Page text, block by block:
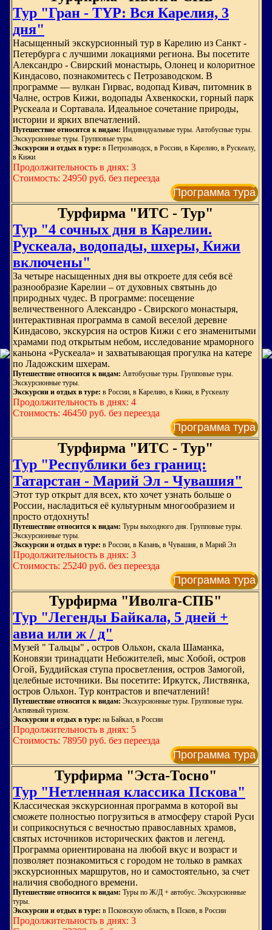
Тур "Гран - TYP: Вся Карелия, 3
дня"
Насыщенный экскурсионный тур в Карелию из Санкт -
Петербурга с лучшими локациями региона. Вы посетите
Александро - Свирский монастырь, Олонец и колоритное
Киндасово, познакомитесь с Петрозаводском. В
программе — вулкан Гирвас, водопад Кивач, питомник в
Чалне, остров Кижи, водопады Ахвенкоски, горный парк
Рускеала и Сортавала. Идеальное сочетание природы,
истории и ярких впечатлений.
Путешествие относится к видам: Индивидуальные туры. Автобусные туры.
Экскурсионные туры. Групповые туры.
Экскурсии и отдых в туре: в Петрозаводск, в России, в Карелию, в Рускеалу,
в Кижи
Продолжительность в днях: 3
Стоимость: 24950 руб. без переезда
Программа тура
Турфирма "ИТС - Тур"
Тур "4 сочных дня в Карелии.
Рускеала, водопады, шхеры, Кижи
включены"
За четыре насыщенных дня вы откроете для себя всё
разнообразие Карелии – от духовных святынь до
природных чудес. В программе: посещение
величественного Александро - Свирского монастыря,
интерактивная программа в самой веселой деревне
Киндасово, экскурсия на остров Кижи с его знаменитыми
храмами под открытым небом, исследование мраморного
каньона «Рускеала» и захватывающая прогулка на катере
по Ладожским шхерам.
Путешествие относится к видам: Автобусные туры. Групповые туры.
Экскурсионные туры.
Экскурсии и отдых в туре: в России, в Карелию, в Кижи, в Рускеалу
Продолжительность в днях: 4
Стоимость: 46450 руб. без переезда
Программа тура
Турфирма "ИТС - Тур"
Тур "Республики без границ:
Татарстан - Марий Эл - Чувашия"
Этот тур открыт для всех, кто хочет узнать больше о
России, насладиться её культурным многообразием и
просто отдохнуть!
Путешествие относится к видам: Туры выходного дня. Групповые туры.
Экскурсионные туры.
Экскурсии и отдых в туре: в России, в Казань, в Чувашия, в Марий Эл
Продолжительность в днях: 3
Стоимость: 25240 руб. без переезда
Программа тура
Турфирма "Иволга-СПБ"
Тур "Легенды Байкала, 5 дней +
авиа или ж / д"
Музей " Тальцы" , остров Ольхон, скала Шаманка,
Коновязи тринадцати Небожителей, мыс Хобой, остров
Огой, Буддийская ступа просветления, остров Замогой,
целебные источники. Вы посетите: Иркутск, Листвянка,
остров Ольхон. Тур контрастов и впечатлений!
Путешествие относится к видам: Экскурсионные туры. Групповые туры.
Активный туризм.
Экскурсии и отдых в туре: на Байкал, в России
Продолжительность в днях: 5
Стоимость: 78950 руб. без переезда
Программа тура
Турфирма "Эста-Тосно"
Тур "Нетленная классика Пскова"
Классическая экскурсионная программа в которой вы
сможете полностью погрузиться в атмосферу старой Руси
и соприкоснуться с вечностью православных храмов,
святых источников исторических фактов и легенд.
Программа ориентирована на любой вкус и возраст и
позволяет познакомиться с городом не только в рамках
экскурсионных маршрутов, но и самостоятельно, за счет
наличия свободного времени.
Путешествие относится к видам: Туры по Ж/Д + автобус. Экскурсионные
туры.
Экскурсии и отдых в туре: в Псковскую область, в Псков, в России
Продолжительность в днях: 3